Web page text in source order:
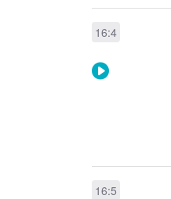
16:4
16:5